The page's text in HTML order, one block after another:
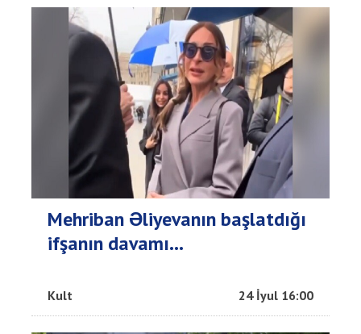
Mehriban Əliyevanın başlatdığı
ifşanın davamı...
Kult 24 İyul 16:00